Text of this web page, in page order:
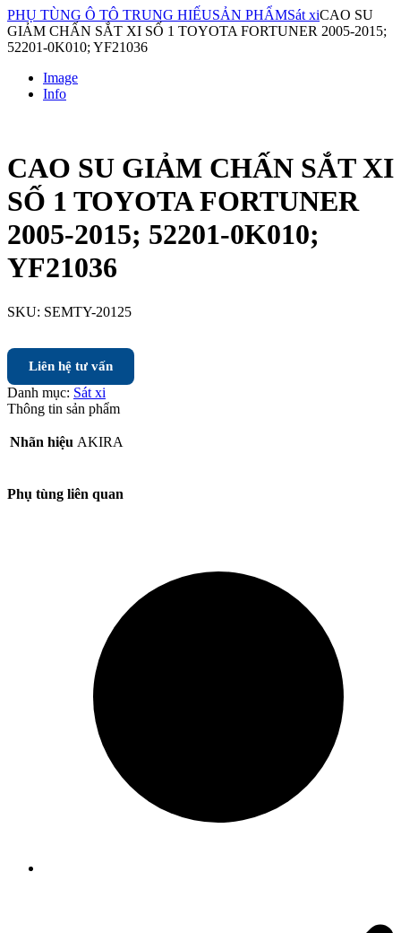
PHỤ TÙNG Ô TÔ TRUNG HIẾUSẢN PHẨMSát xiCAO SU
GIẢM CHẤN SẮT XI SỐ 1 TOYOTA FORTUNER 2005-2015;
52201-0K010; YF21036
Image
Info
CAO SU GIẢM CHẤN SẮT XI
SỐ 1 TOYOTA FORTUNER
2005-2015; 52201-0K010;
YF21036
SKU: SEMTY-20125
Liên hệ tư vấn
Danh mục: Sát xi
Thông tin sản phẩm
Nhãn hiệu AKIRA
Phụ tùng liên quan